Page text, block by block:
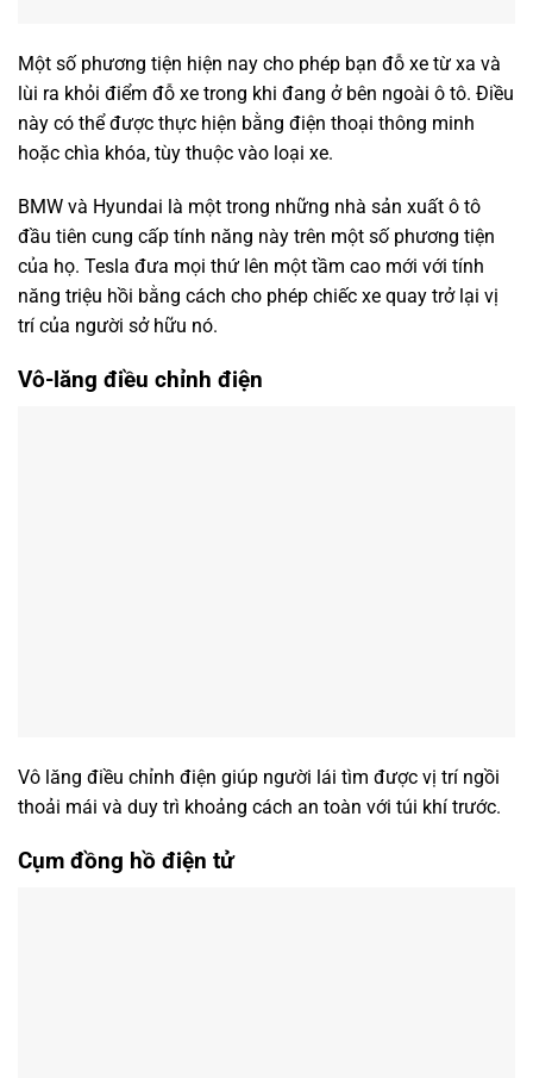
Một số phương tiện hiện nay cho phép bạn đỗ xe từ xa và
lùi ra khỏi điểm đỗ xe trong khi đang ở bên ngoài ô tô. Điều
này có thể được thực hiện bằng điện thoại thông minh
hoặc chìa khóa, tùy thuộc vào loại xe.
BMW và Hyundai là một trong những nhà sản xuất ô tô
đầu tiên cung cấp tính năng này trên một số phương tiện
của họ. Tesla đưa mọi thứ lên một tầm cao mới với tính
năng triệu hồi bằng cách cho phép chiếc xe quay trở lại vị
trí của người sở hữu nó.
Vô-lăng điều chỉnh điện
Vô lăng điều chỉnh điện giúp người lái tìm được vị trí ngồi
thoải mái và duy trì khoảng cách an toàn với túi khí trước.
Cụm đồng hồ điện tử